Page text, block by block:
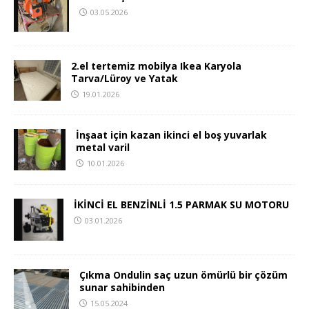
03.05.2026
2.el tertemiz mobilya Ikea Karyola
Tarva/Lüroy ve Yatak
19.01.2026
İnşaat için kazan ikinci el boş yuvarlak
metal varil
10.01.2026
İKİNCİ EL BENZİNLİ 1.5 PARMAK SU MOTORU
03.01.2026
Çıkma Ondulin saç uzun ömürlü bir çözüm
sunar sahibinden
15.05.2024